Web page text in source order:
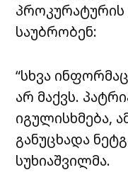
პროკურატურის
საუბრობენ:
“სხვა
არ მაქვს.
იგულისხმება,
განუცხადა
სუხიაშვილმა.